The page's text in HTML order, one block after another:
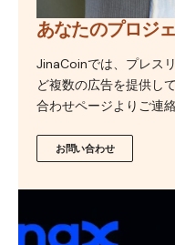
あなたのプロジ
JinaCoinでは、プレス
ど複数の広告を提供し
合わせページよりご連
お問い合わせ